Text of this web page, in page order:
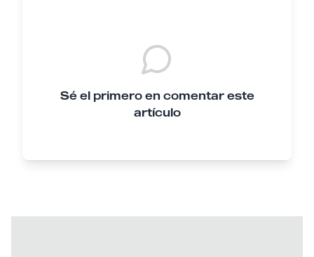
Sé el primero en comentar este
artículo